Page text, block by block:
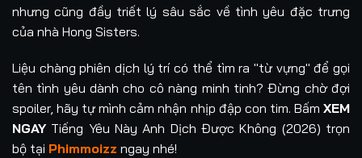
nhưng cũng đầy triết lý sâu sắc về tình yêu đặc trưng
của nhà Hong Sisters.
Liệu chàng phiên dịch lý trí có thể tìm ra "từ vựng" để gọi
tên tình yêu dành cho cô nàng minh tinh? Đừng chờ đợi
spoiler, hãy tự mình cảm nhận nhịp đập con tim. Bấm XEM
NGAY Tiếng Yêu Này Anh Dịch Được Không (2026) trọn
bộ tại Phimmoizz ngay nhé!